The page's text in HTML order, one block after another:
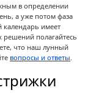
в определении
а уже потом фаза
имеет
полагайтесь
что наш лунный
вопросы и ответы